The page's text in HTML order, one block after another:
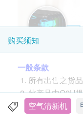
购买须知
一般条款
所有出售之货
此产品由O2U
如有任何争议
空气清新机